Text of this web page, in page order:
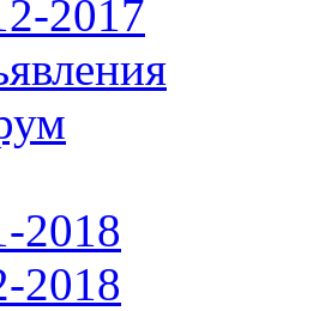
2017
2018
2018